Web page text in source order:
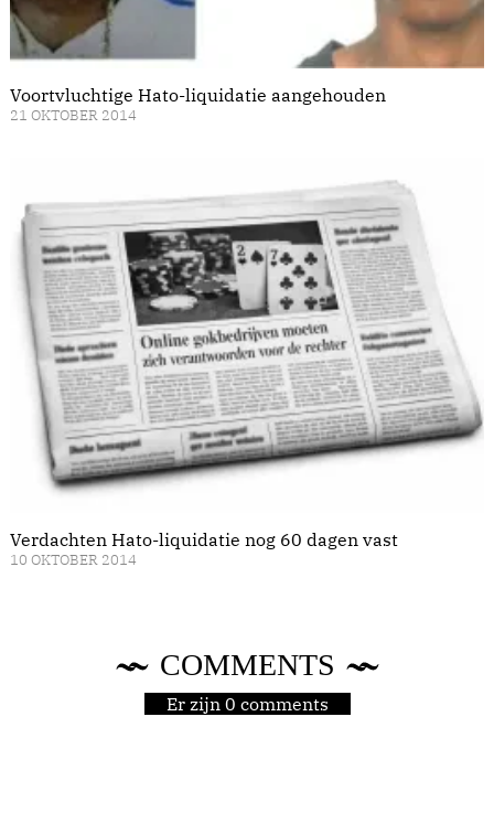
Voortvluchtige Hato-liquidatie aangehouden
21 OKTOBER 2014
Verdachten Hato-liquidatie nog 60 dagen vast
10 OKTOBER 2014
COMMENTS
Er zijn 0 comments